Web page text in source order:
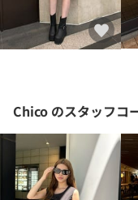
Chico のスタッフコ